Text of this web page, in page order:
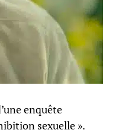
enquête
sexuelle ».